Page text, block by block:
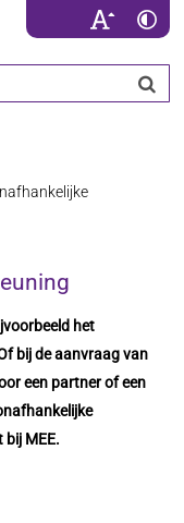
het
bij de aanvraag van
een partner of een
MEE.